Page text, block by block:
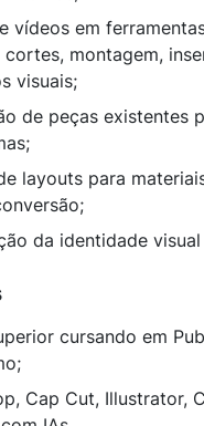
vídeos em
cortes, montagem,
visuais;
de peças existentes
layouts para
da identidade
cursando em
Cap Cut, Illustrator,